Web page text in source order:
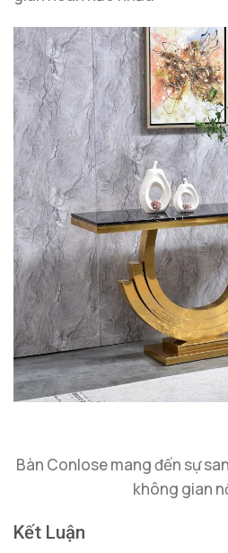
Bàn Conlose mang đến sự
không gian
Kết Luận